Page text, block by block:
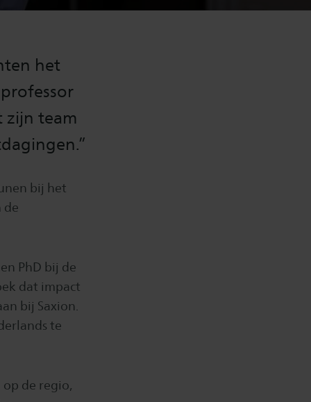
het
zijn team
bij het
de
PhD bij de
dat impact
bij Saxion.
te
de regio,